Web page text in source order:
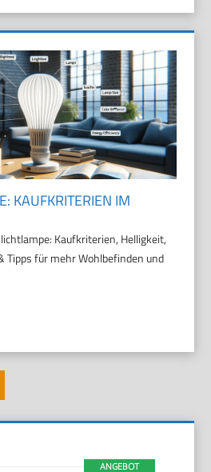
KAUFKRITERIEN IM
Kaufkriterien, Helligkeit,
Tipps für mehr Wohlbefinden und
ANGEBOT